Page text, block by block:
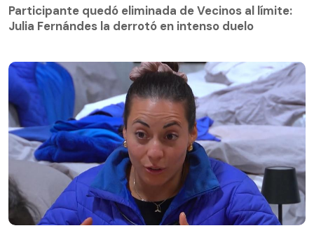
Julia Fernándes la derrotó en intenso duelo
Participante quedó eliminada de Vecinos al límite:
Julia Fernándes la derrotó en intenso duelo